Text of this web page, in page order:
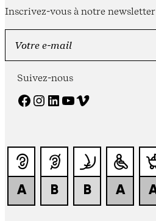
Inscrivez-vous à notre newsletter
Suivez-nous
Facebook Instagram LinkedIn YouTube Vimeo